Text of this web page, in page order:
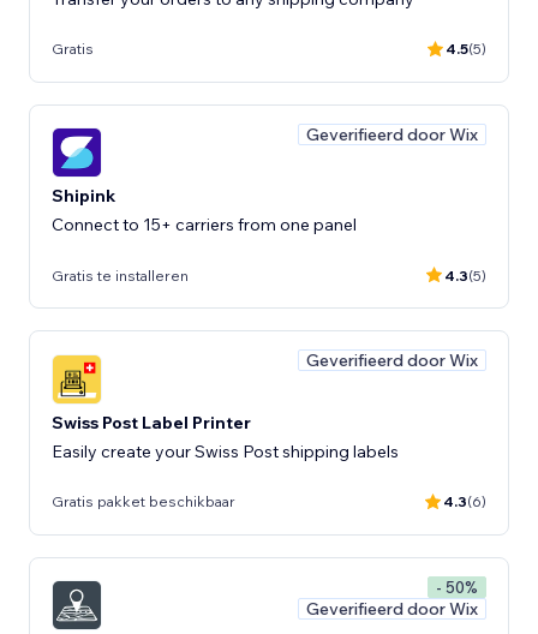
Gratis 4.5(5)
Geverifieerd door Wix
Shipink
Connect to 15+ carriers from one panel
Gratis te installeren 4.3(5)
Geverifieerd door Wix
Swiss Post Label Printer
Easily create your Swiss Post shipping labels
Gratis pakket beschikbaar 4.3(6)
- 50%
Geverifieerd door Wix